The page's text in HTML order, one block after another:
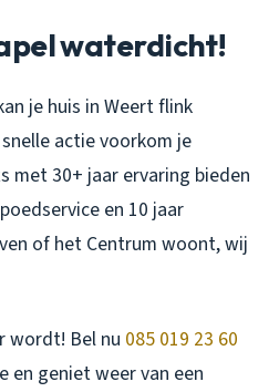
waterdicht!
je huis in Weert flink
actie voorkom je
met 30+ jaar ervaring bieden
en 10 jaar
of het Centrum woont, wij
wordt! Bel nu 085 019 23 60
en geniet weer van een